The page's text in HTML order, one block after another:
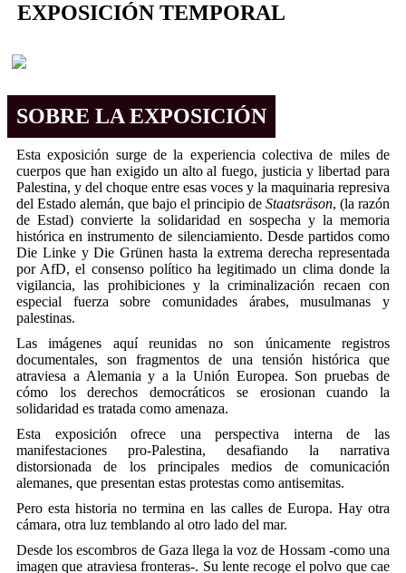
EXPOSICIÓN TEMPORAL
SOBRE LA EXPOSICIÓN
Esta exposición surge de la experiencia colectiva de miles de
cuerpos que han exigido un alto al fuego, justicia y libertad para
Palestina, y del choque entre esas voces y la maquinaria represiva
del Estado alemán, que bajo el principio de Staatsräson, (la razón
de Estad) convierte la solidaridad en sospecha y la memoria
histórica en instrumento de silenciamiento. Desde partidos como
Die Linke y Die Grünen hasta la extrema derecha representada
por AfD, el consenso político ha legitimado un clima donde la
vigilancia, las prohibiciones y la criminalización recaen con
especial fuerza sobre comunidades árabes, musulmanas y
palestinas.
Las imágenes aquí reunidas no son únicamente registros
documentales, son fragmentos de una tensión histórica que
atraviesa a Alemania y a la Unión Europea. Son pruebas de
cómo los derechos democráticos se erosionan cuando la
solidaridad es tratada como amenaza.
Esta exposición ofrece una perspectiva interna de las
manifestaciones pro-Palestina, desafiando la narrativa
distorsionada de los principales medios de comunicación
alemanes, que presentan estas protestas como antisemitas.
Pero esta historia no termina en las calles de Europa. Hay otra
cámara, otra luz temblando al otro lado del mar.
Desde los escombros de Gaza llega la voz de Hossam -como una
imagen que atraviesa fronteras-. Su lente recoge el polvo que cae